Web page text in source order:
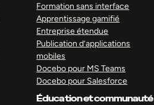
Formation sans interface
Apprentissage gamifié
Entreprise étendue
Publication d’applications
mobiles
Docebo pour MS Teams
Docebo pour Salesforce
Éducation et communauté